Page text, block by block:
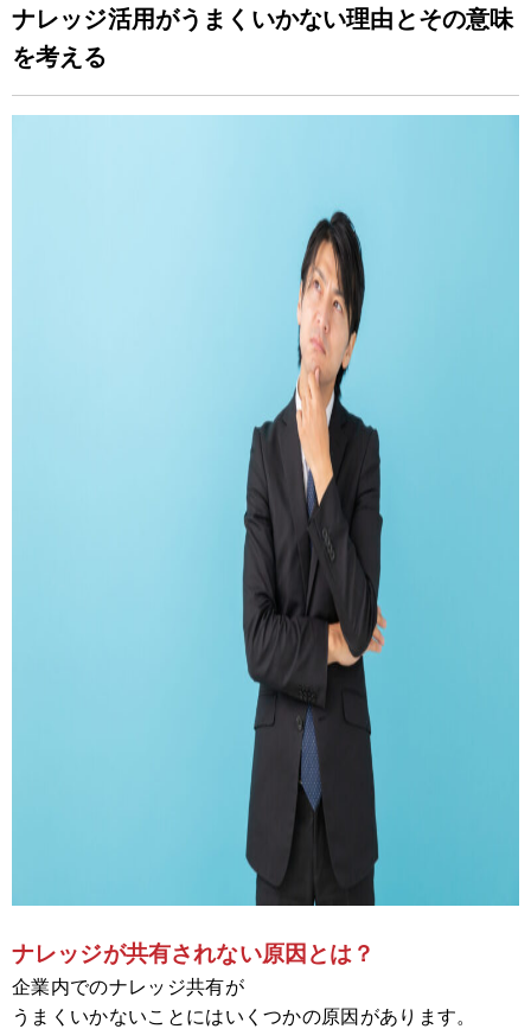
ナレッジ活用がうまくいかない理由とその意味
を考える
ナレッジが共有されない原因とは？
企業内でのナレッジ共有が
うまくいかないことにはいくつかの原因があります。